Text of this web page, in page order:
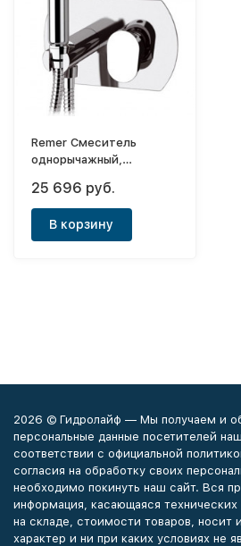
Remer Смеситель
однорычажный,
гигиеническис
душем+шланг (с
внутренней частью)
Infinity
25 696 руб.
В корзину
2026 © Гидролайф — Мы получаем и
персональные данные посетителей
соответствии с официальной
согласия на обработку своих
необходимо покинуть наш сайт. Вся
информация, касающаяся технических
на складе, стоимости товаров, носит
характер и ни при каких условиях не